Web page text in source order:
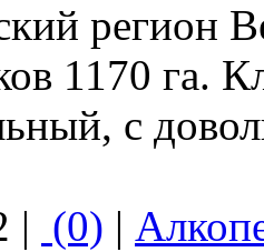
регион
1170 га.
с
| (0) |